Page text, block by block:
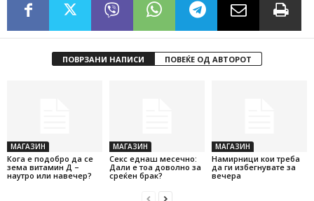
ПОВРЗАНИ НАПИСИ ПОВЕЌЕ ОД АВТОРОТ
МАГАЗИН
Кога е подобро да се
зема витамин Д –
наутро или навечер?
МАГАЗИН
Секс еднаш месечно:
Дали е тоа доволно за
среќен брак?
МАГАЗИН
Намирници кои треба
да ги избегнувате за
вечера